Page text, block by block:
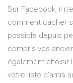
Sur Facebook, il
comment cacher
possible depuis
compris vos
également choisir
votre liste d'amis